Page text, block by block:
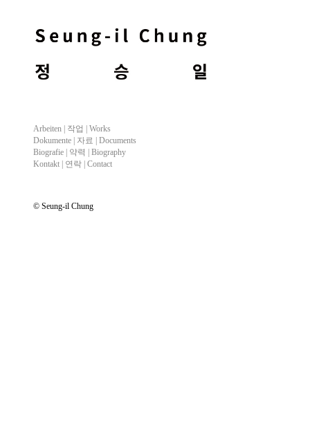
Arbeiten | 작업
| Works
Dokumente | 자료 | Documents
Biografie | 약력
| Biography
Kontakt |
연락 | Contact
© Seung-il Chung